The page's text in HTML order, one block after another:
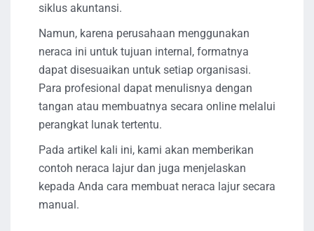
siklus akuntansi.
Namun, karena perusahaan menggunakan
neraca ini untuk tujuan internal, formatnya
dapat disesuaikan untuk setiap organisasi.
Para profesional dapat menulisnya dengan
tangan atau membuatnya secara online melalui
perangkat lunak tertentu.
Pada artikel kali ini, kami akan memberikan
contoh neraca lajur dan juga menjelaskan
kepada Anda cara membuat neraca lajur secara
manual.